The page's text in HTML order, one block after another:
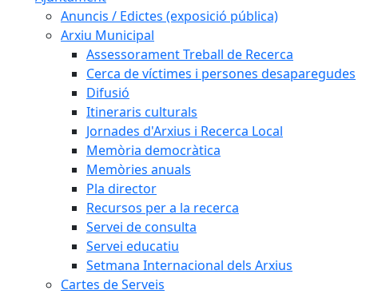
Anuncis / Edictes (exposició pública)
Arxiu Municipal
Assessorament Treball de Recerca
Cerca de víctimes i persones desaparegudes
Difusió
Itineraris culturals
Jornades d'Arxius i Recerca Local
Memòria democràtica
Memòries anuals
Pla director
Recursos per a la recerca
Servei de consulta
Servei educatiu
Setmana Internacional dels Arxius
Cartes de Serveis